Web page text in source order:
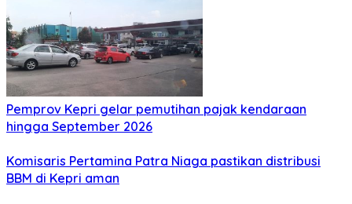
Pemprov Kepri gelar pemutihan pajak kendaraan
hingga September 2026
Komisaris Pertamina Patra Niaga pastikan distribusi
BBM di Kepri aman